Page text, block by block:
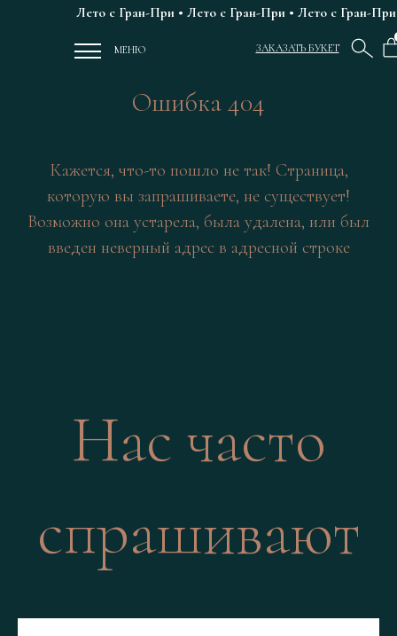
Лето с Гран-При • Лето с Гран-При • Лето с Гран-
ЗАКАЗАТЬ БУКЕТ
МЕНЮ
Ошибка 404
Кажется, что-то пошло не так! Страница,
которую вы запрашиваете, не существует!
Возможно она устарела, была удалена, или был
введен неверный адрес в адресной строке
Нас часто
спрашивают